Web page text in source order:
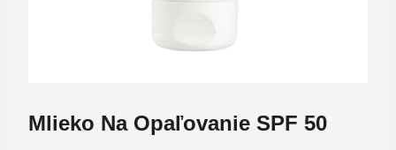
Mlieko Na Opaľovanie SPF 50